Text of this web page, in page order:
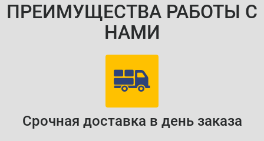
ПРЕИМУЩЕСТВА РАБОТЫ С
НАМИ
Срочная доставка в день заказа